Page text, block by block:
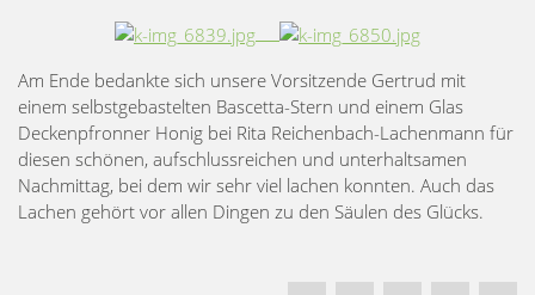
Am Ende bedankte sich unsere Vorsitzende Gertrud mit
einem selbstgebastelten Bascetta-Stern und einem Glas
Deckenpfronner Honig bei Rita Reichenbach-Lachenmann für
diesen schönen, aufschlussreichen und unterhaltsamen
Nachmittag, bei dem wir sehr viel lachen konnten. Auch das
Lachen gehört vor allen Dingen zu den Säulen des Glücks.